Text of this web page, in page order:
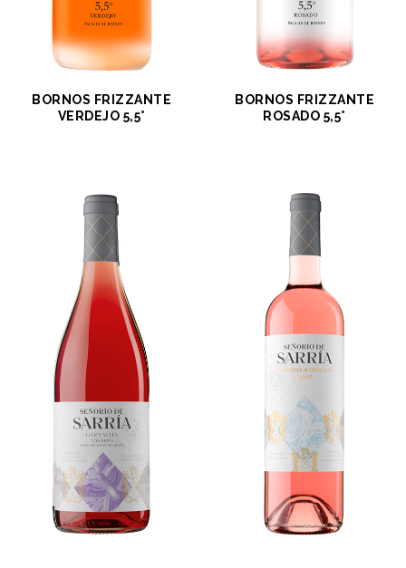
BORNOS FRIZZANTE
VERDEJO 5,5°
BORNOS FRIZZANTE
ROSADO 5,5°